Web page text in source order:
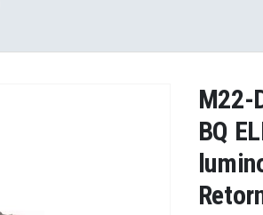
M22-
BQ